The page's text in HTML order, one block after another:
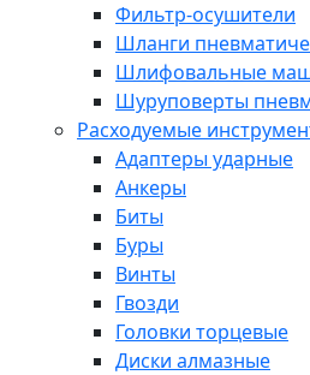
Фильтр-осушители
Шланги
Шлифовальные
Шуруповерты
Расходуемые
Адаптеры ударные
Анкеры
Биты
Буры
Винты
Гвозди
Головки торцевые
Диски алмазные